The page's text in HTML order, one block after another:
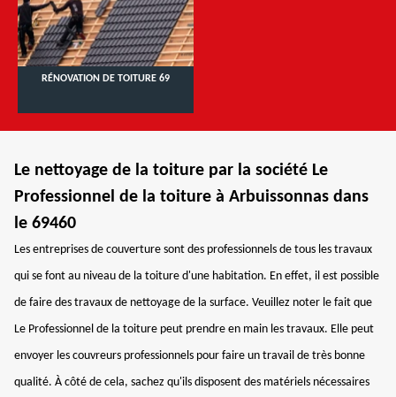
RÉNOVATION DE TOITURE 69
Le nettoyage de la toiture par la société Le
Professionnel de la toiture à Arbuissonnas dans
le 69460
Les entreprises de couverture sont des professionnels de tous les travaux
qui se font au niveau de la toiture d'une habitation. En effet, il est possible
de faire des travaux de nettoyage de la surface. Veuillez noter le fait que
Le Professionnel de la toiture peut prendre en main les travaux. Elle peut
envoyer les couvreurs professionnels pour faire un travail de très bonne
qualité. À côté de cela, sachez qu'ils disposent des matériels nécessaires